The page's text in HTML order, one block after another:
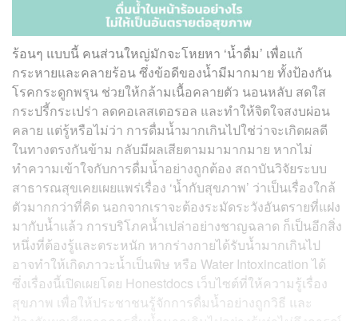
ร้อนๆ แบบนี้ คนส่วนใหญ่มักจะโหยหา ‘น้ำดื่ม’ เพื่อแก้
กระหายและคลายร้อน ซึ่งข้อดีของน้ำมีมากมาย ทั้งป้องกัน
โรคกระดูกพรุน ช่วยให้กล้ามเนื้อคลายตัว นอนหลับ สดใส
กระปรี้กระเปร่า ลดคอเลสเตอรอล และทำให้จิตใจสงบผ่อน
คลาย แต่รู้หรือไม่ว่า การดื่มน้ำมากเกินไปใช่ว่าจะเกิดผลดี
ในทางตรงกันข้าม กลับมีผลเสียตามมามากมาย หากไม่
ทำความเข้าใจกับการดื่มน้ำอย่างถูกต้อง สถาบันวิจัยระบบ
สาธารณสุขเคยเผยแพร่เรื่อง ‘น้ำกับสุขภาพ’ ว่าเป็นเรื่องใกล้
ตัวมากกว่าที่คิด นอกจากเราจะต้องระมัดระวังอันตรายที่แฝง
มากับน้ำแล้ว การบริโภคน้ำเปล่าอย่างชาญฉลาด ก็เป็นอีกสิ่ง
หนึ่งที่ต้องรู้และตระหนัก หากร่างกายได้รับน้ำมากเกินไป
อาจทำให้เกิดภาวะน้ำเป็นพิษ หรือ Water Intoxincation ได้
ซึ่งเรื่องนี้เปิดเผยโดย Honestdocs เว็บไซต์ที่ให้ความรู้เรื่อง
สุขภาพ เพื่อให้ประชาชนรู้จักการดื่มน้ำอย่างถูกวิธี และ